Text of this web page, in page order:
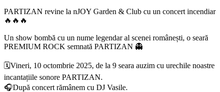
PARTIZAN revine la nJOY Garden & Club cu un concert incendiar
🔥🔥🔥
Un show bombă cu un nume legendar al scenei românești, o seară
PREMIUM ROCK semnată PARTIZAN 👻
🗓️Vineri, 10 octombrie 2025, de la 9 seara auzim cu urechile noastre
incantațiile sonore PARTIZAN.
🎧După concert rămânem cu DJ Vasile.